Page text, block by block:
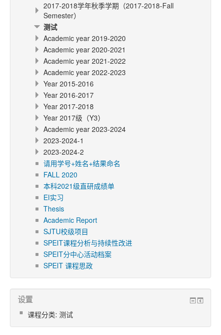
2017-2018学年秋季学期（2017-2018-Fall
Semester）
测试
Academic year 2019-2020
Academic year 2020-2021
Academic year 2021-2022
Academic year 2022-2023
Year 2015-2016
Year 2016-2017
Year 2017-2018
Year 2017级（Y3）
Academic year 2023-2024
2023-2024-1
2023-2024-2
请用学号+姓名+结果命名
FALL 2020
本科2021级直研成绩单
EI实习
Thesis
Academic Report
SJTU校级项目
SPEIT课程分析与持续性改进
SPEIT分中心活动档案
SPEIT 课程思政
设置
课程分类: 测试